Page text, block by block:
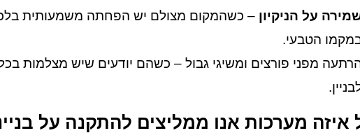
על הניקיון – כשהמקום מצולם יש הפחתה משמעותית
הטבעי.
מפני פורצים ומשיגי גבול – כשהם יודעים שיש מצלמות
איזה מערכות אנו ממליצים להתקנה על